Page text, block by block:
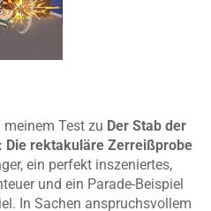
Test zu Der Stab der
Die rektakuläre Zerreißprobe
ein perfekt inszeniertes,
und ein Parade-Beispiel
In Sachen anspruchsvollem